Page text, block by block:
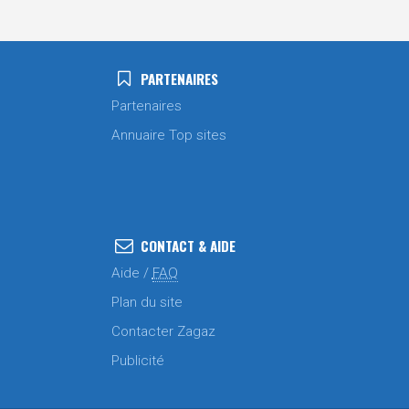
PARTENAIRES
Partenaires
Annuaire Top sites
CONTACT & AIDE
Aide / FAQ
Plan du site
Contacter Zagaz
Publicité